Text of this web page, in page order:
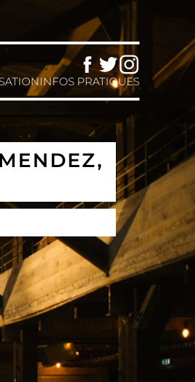
Facebook
TwitterInstagram
INFOS PRATIQUES